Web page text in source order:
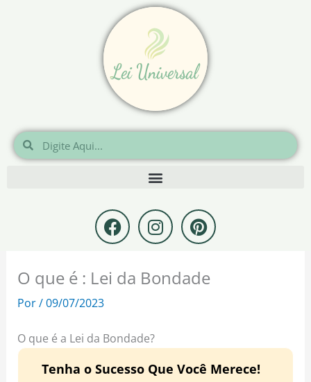
Pesquisar
Pesquisar
F
a
c
e
b
k
I
n
s
t
a
a
m
P
i
n
t
e
t
O que é : Lei da Bondade
Por/09/07/2023
O que é a Lei da Bondade?
Tenha o Sucesso Que Você Merece!